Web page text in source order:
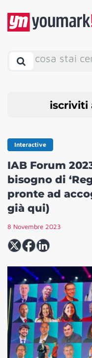
cosa stai
iscriviti
Interactive
IAB Forum
bisogno di
pronte ad
già qui)
8 Novembre 2023